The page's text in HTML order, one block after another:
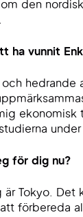
den
ha vunnit
och
ekonomisk
för dig nu?
är Tokyo. Det
förbereda